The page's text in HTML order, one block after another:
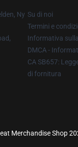
Ny Su di noi
Termini e
Informativa
DMCA -
CA SB657:
di fornitura
Merchandise Shop